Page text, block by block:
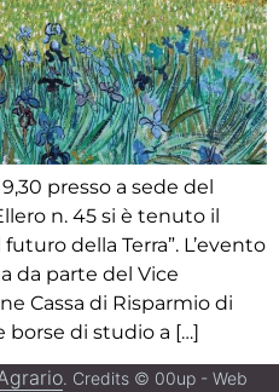
presso a sede del
n. 45 si è tenuto il
della Terra”. L’evento
da parte del Vice
Cassa di Risparmio di
borse di studio a […]
. Credits © 00up - Web